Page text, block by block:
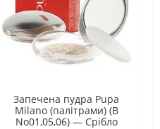
Запечена пудра Pupa
Milano (палітрами) (B
No01,05,06) — Срібло